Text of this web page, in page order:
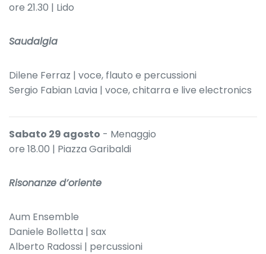
ore 21.30 | Lido
Saudalgia
Dilene Ferraz | voce, flauto e percussioni
Sergio Fabian Lavia | voce, chitarra e live electronics
Sabato 29 agosto - Menaggio
ore 18.00 | Piazza Garibaldi
Risonanze d’oriente
Aum Ensemble
Daniele Bolletta | sax
Alberto Radossi | percussioni